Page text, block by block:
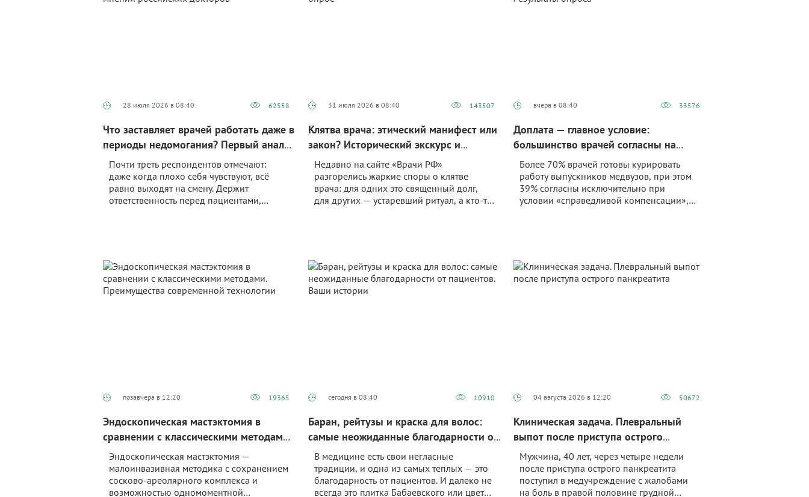
28 июля 2026 в 08:40 62558
Что заставляет врачей работать даже в
периоды недомогания? Первый анализ
мнений российских докторов
Почти треть респондентов отмечают:
даже когда плохо себя чувствуют, всё
равно выходят на смену. Держит
ответственность перед пациентами,
симптомах растёт с возрастом.
31 июля 2026 в 08:40 143507
Клятва врача: этический манифест или
закон? Исторический экскурс и
небольшой опрос
Недавно на сайте «Врачи РФ»
разгорелись жаркие споры о клятве
врача: для одних это священный долг,
для других — устаревший ритуал, а кто‑то
правовых нормах. В конце публикации —
небольшой опрос.
вчера в 08:40 33576
Доплата — главное условие:
большинство врачей согласны на
наставничество. Результаты опроса
Более 70% врачей готовы курировать
работу выпускников медвузов, при этом
39% согласны исключительно при
условии «справедливой компенсации»,
сообществом «Врачи РФ». Сколько врачи
хотят получать за наставничество, какие
препятствия называют главными и как
позавчера в 12:20 19365
Эндоскопическая мастэктомия в
сравнении с классическими методами.
Преимущества современной
технологии
Эндоскопическая мастэктомия —
малоинвазивная методика с сохранением
сосково‑ареолярного комплекса и
возможностью одномоментной
сегодня в 08:40 10910
Баран, рейтузы и краска для волос:
самые неожиданные благодарности от
пациентов. Ваши истории
В медицине есть свои негласные
традиции, и одна из самых теплых — это
благодарность от пациентов. И далеко не
всегда это плитка Бабаевского или цветы:
04 августа 2026 в 12:20 50672
Клиническая задача. Плевральный
выпот после приступа острого
панкреатита
Мужчина, 40 лет, через четыре недели
после приступа острого панкреатита
поступил в медучреждение с жалобами
на боль в правой половине грудной